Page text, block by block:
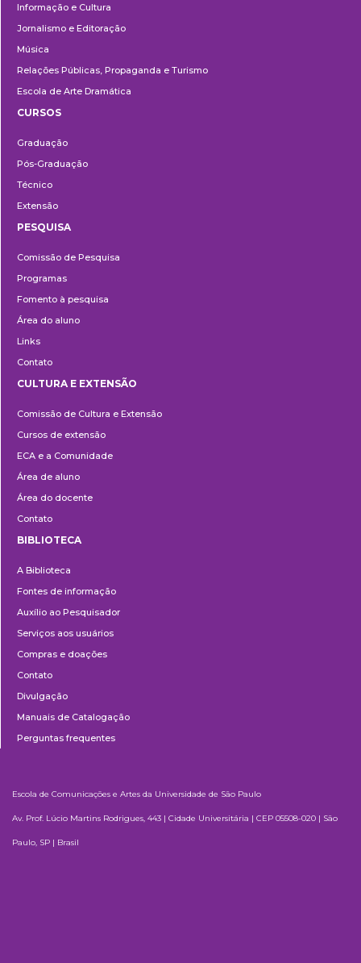
Informação e Cultura
Jornalismo e Editoração
Música
Relações Públicas, Propaganda e Turismo
Escola de Arte Dramática
CURSOS
Graduação
Pós-Graduação
Técnico
Extensão
PESQUISA
Comissão de Pesquisa
Programas
Fomento à pesquisa
Área do aluno
Links
Contato
e
Extensão
CULTURA E EXTENSÃO
Comissão de Cultura e Extensão
Cursos de extensão
ECA e a Comunidade
Área de aluno
Área do docente
Contato
BIBLIOTECA
A Biblioteca
Fontes de informação
Auxílio ao Pesquisador
Serviços aos usuários
Compras e doações
Contato
Divulgação
Manuais de Catalogação
Perguntas frequentes
Escola de Comunicações e Artes da Universidade de São Paulo
Av. Prof. Lúcio Martins Rodrigues, 443 | Cidade Universitária | CEP 05508-020 | São
Paulo, SP | Brasil